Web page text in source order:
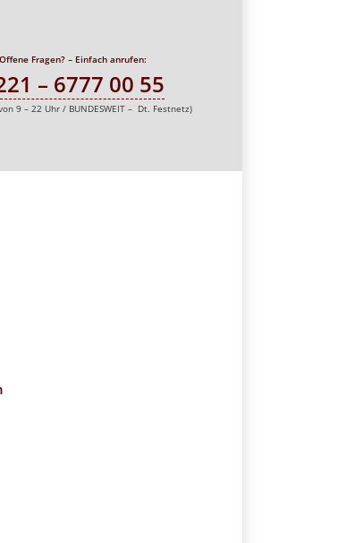
Offene Fragen? – Einfach anrufen:
– 6777 00 55
9 – 22 Uhr / BUNDESWEIT – Dt. Festnetz)